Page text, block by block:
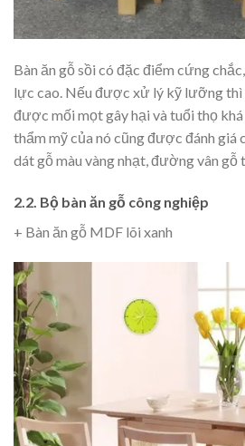
Bàn ăn gỗ sồi có đặc điểm cứng
lực cao. Nếu được xử lý kỹ lưỡng thì
được mối mọt gây hại và tuổi thọ
thẩm mỹ của nó cũng được đánh giá
dát gỗ màu vàng nhạt, đường vân gỗ
2.2. Bộ bàn ăn gỗ công nghiệp
+ Bàn ăn gỗ MDF lõi xanh